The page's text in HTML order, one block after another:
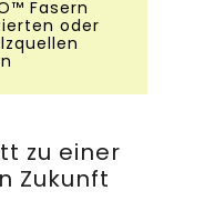
Fasern
oder
zu einer
Zukunft